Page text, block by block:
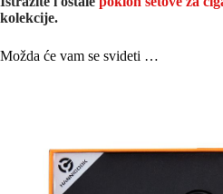
kolekcije.
Možda će vam se svideti …